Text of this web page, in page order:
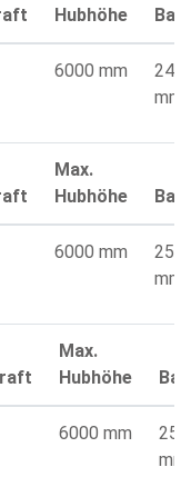
Hubhöhe
6000 mm
mm
Max.
Hubhöhe
6000 mm
mm
Max.
Hubhöhe
6000 mm
mm